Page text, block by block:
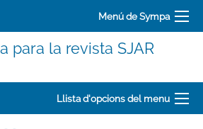
Menú de Sympa
para la revista SJAR
Llista d'opcions del menu